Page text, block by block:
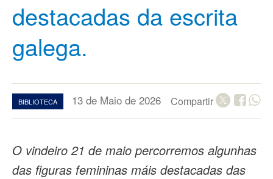
destacadas da escrita
galega.
BIBLIOTECA 13 de Maio de 2026 Compartir
O vindeiro 21 de maio percorremos algunhas
das figuras femininas máis destacadas das